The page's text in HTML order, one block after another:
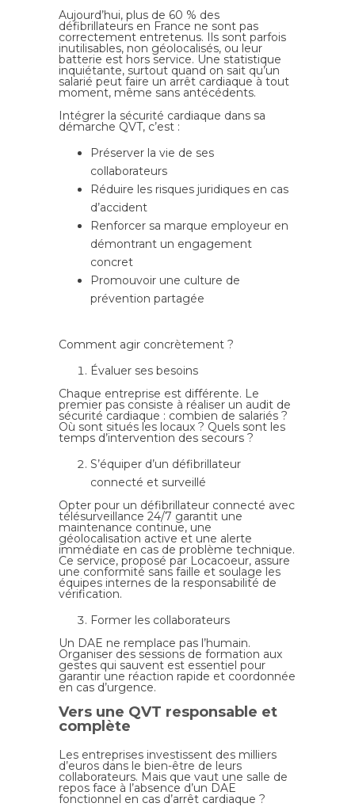
Aujourd’hui, plus de 60 % des
défibrillateurs en France ne sont pas
correctement entretenus. Ils sont parfois
inutilisables, non géolocalisés, ou leur
batterie est hors service. Une statistique
inquiétante, surtout quand on sait qu’un
salarié peut faire un arrêt cardiaque à tout
moment, même sans antécédents.
Intégrer la sécurité cardiaque dans sa
démarche QVT, c’est :
Préserver la vie de ses
collaborateurs
Réduire les risques juridiques en cas
d’accident
Renforcer sa marque employeur en
démontrant un engagement
concret
Promouvoir une culture de
prévention partagée
Comment agir concrètement ?
Évaluer ses besoins
Chaque entreprise est différente. Le
premier pas consiste à réaliser un audit de
sécurité cardiaque : combien de salariés ?
Où sont situés les locaux ? Quels sont les
temps d’intervention des secours ?
S’équiper d’un défibrillateur
connecté et surveillé
Opter pour un défibrillateur connecté avec
télésurveillance 24/7 garantit une
maintenance continue, une
géolocalisation active et une alerte
immédiate en cas de problème technique.
Ce service, proposé par Locacoeur, assure
une conformité sans faille et soulage les
équipes internes de la responsabilité de
vérification.
Former les collaborateurs
Un DAE ne remplace pas l’humain.
Organiser des sessions de formation aux
gestes qui sauvent est essentiel pour
garantir une réaction rapide et coordonnée
en cas d’urgence.
Vers une QVT responsable et
complète
Les entreprises investissent des milliers
d’euros dans le bien-être de leurs
collaborateurs. Mais que vaut une salle de
repos face à l’absence d’un DAE
fonctionnel en cas d’arrêt cardiaque ?